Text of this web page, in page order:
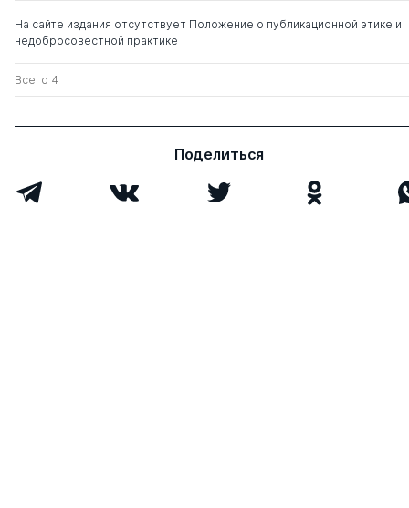
На сайте издания отсутствует Положение о публикационной этике и
недобросовестной практике
Всего 4
Поделиться